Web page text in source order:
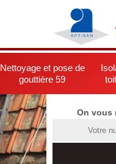
Nettoyage et pose de
gouttière 59
On vous